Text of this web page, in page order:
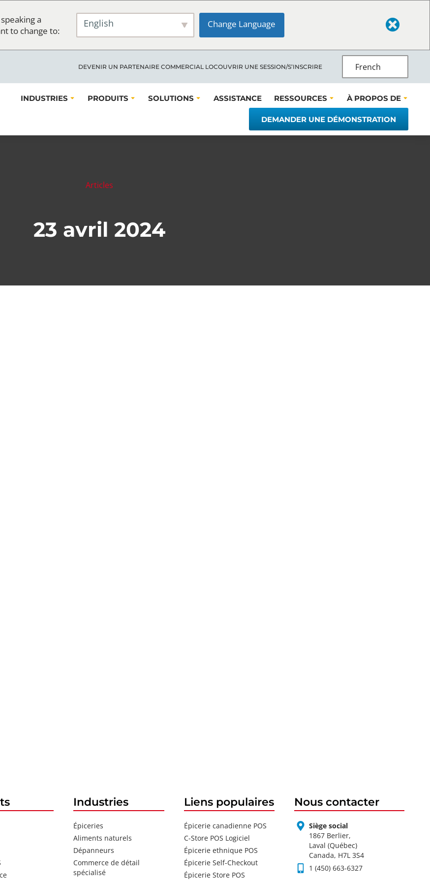
a
to change to:
English Change Language
DEVENIR UN PARTENAIRE COMMERCIAL LOCOUVRIR UNE SESSION/S’INSCRIRE French
INDUSTRIES PRODUITS SOLUTIONS ASSISTANCE RESSOURCES À PROPOS DE
DEMANDER UNE DÉMONSTRATION
Articles
23 avril 2024
Industries
Épiceries
Aliments naturels
Dépanneurs
Commerce de détail
spécialisé
Liens populaires
Épicerie canadienne POS
C-Store POS Logiciel
Épicerie ethnique POS
Épicerie Self-Checkout
Épicerie Store POS
Nous contacter
Siège social
1867 Berlier,
Laval (Québec)
Canada, H7L 3S4
1 (450) 663-6327